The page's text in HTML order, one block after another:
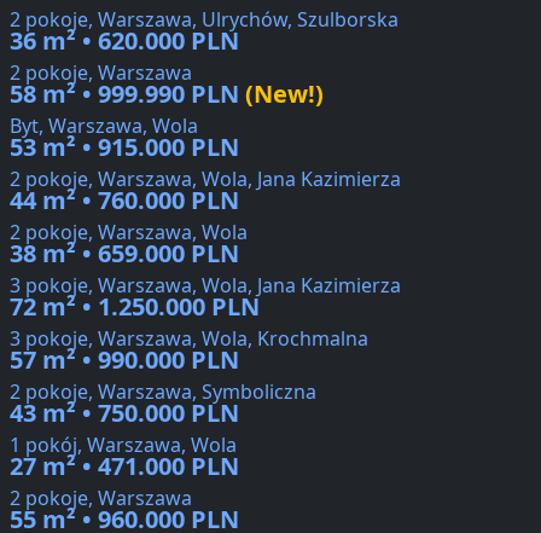
2 pokoje, Warszawa, Ulrychów, Szulborska
36 m² • 620.000 PLN
2 pokoje, Warszawa
58 m² • 999.990 PLN (New!)
Byt, Warszawa, Wola
53 m² • 915.000 PLN
2 pokoje, Warszawa, Wola, Jana Kazimierza
44 m² • 760.000 PLN
2 pokoje, Warszawa, Wola
38 m² • 659.000 PLN
3 pokoje, Warszawa, Wola, Jana Kazimierza
72 m² • 1.250.000 PLN
3 pokoje, Warszawa, Wola, Krochmalna
57 m² • 990.000 PLN
2 pokoje, Warszawa, Symboliczna
43 m² • 750.000 PLN
1 pokój, Warszawa, Wola
27 m² • 471.000 PLN
2 pokoje, Warszawa
55 m² • 960.000 PLN